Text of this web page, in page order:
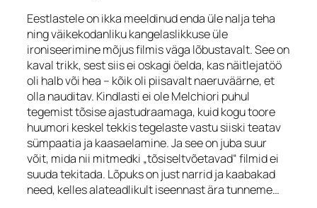
Eestlastele on ikka meeldinud enda üle nalja teha
ning väikekodanliku kangelaslikkuse üle
ironiseerimine mõjus filmis väga lõbustavalt. See on
kaval trikk, sest siis ei oskagi öelda, kas näitlejatöö
oli halb või hea – kõik oli piisavalt naeruväärne, et
olla nauditav. Kindlasti ei ole Melchiori puhul
tegemist tõsise ajastudraamaga, kuid kogu toore
huumori keskel tekkis tegelaste vastu siiski teatav
sümpaatia ja kaasaelamine. Ja see on juba suur
võit, mida nii mitmedki „tõsiseltvõetavad“ filmid ei
suuda tekitada. Lõpuks on just narrid ja kaabakad
need, kelles alateadlikult iseennast ära tunneme…